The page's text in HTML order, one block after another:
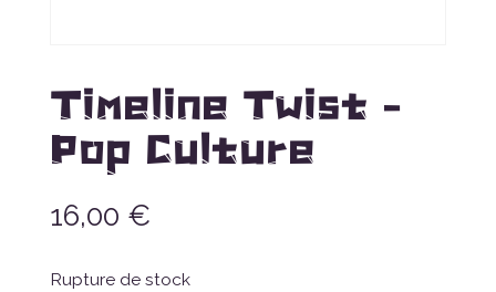
Timeline Twist –
Pop Culture
16,00 €
Rupture de stock